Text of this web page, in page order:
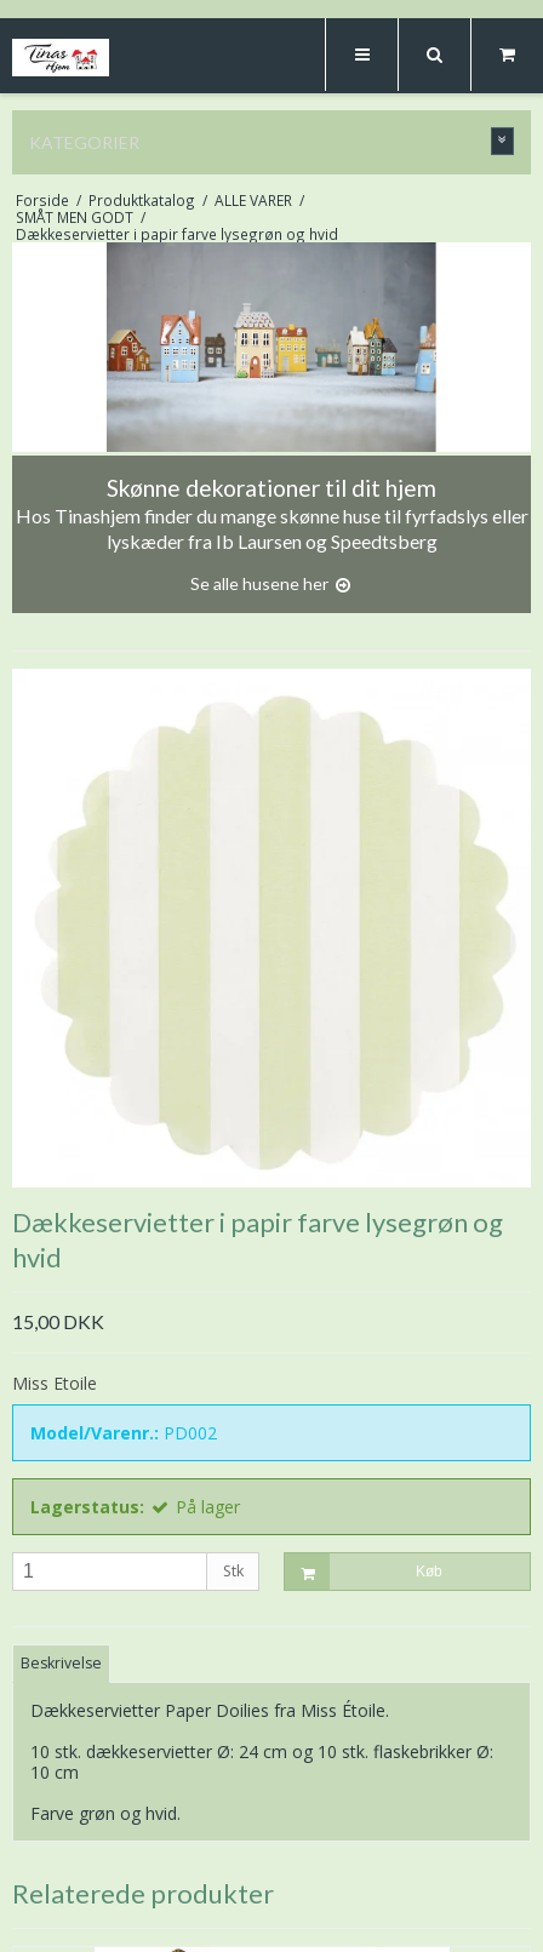
KATEGORIER
Forside / Produktkatalog / ALLE VARER /
SMÅT MEN GODT /
Dækkeservietter i papir farve lysegrøn og hvid
Skønne dekorationer til dit hjem
Hos Tinashjem finder du mange skønne huse til fyrfadslys eller
lyskæder fra Ib Laursen og Speedtsberg
Se alle husene her
Dækkeservietter i papir farve lysegrøn og
hvid
15,00 DKK
Miss Etoile
Model/Varenr.: PD002
Lagerstatus: På lager
Stk Køb
Beskrivelse
Dækkeservietter Paper Doilies fra Miss Étoile.
10 stk. dækkeservietter Ø: 24 cm og 10 stk. flaskebrikker Ø:
10 cm
Farve grøn og hvid.
Relaterede produkter